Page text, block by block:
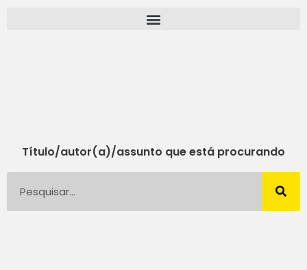
Título/autor(a)/assunto que está procurando